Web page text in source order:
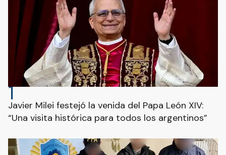
1
Javier Milei festejó la venida del Papa León XIV:
“Una visita histórica para todos los argentinos”